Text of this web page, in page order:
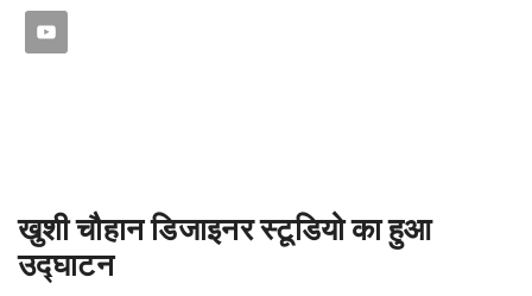
खुशी चौहान डिजाइनर स्टूडियो का हुआ
उद्घाटन